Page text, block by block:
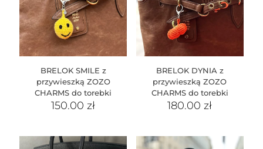
BRELOK SMILE z
przywieszką ZOZO
CHARMS do torebki
150.00zł
BRELOK DYNIA z
przywieszką ZOZO
CHARMS do torebki
180.00zł